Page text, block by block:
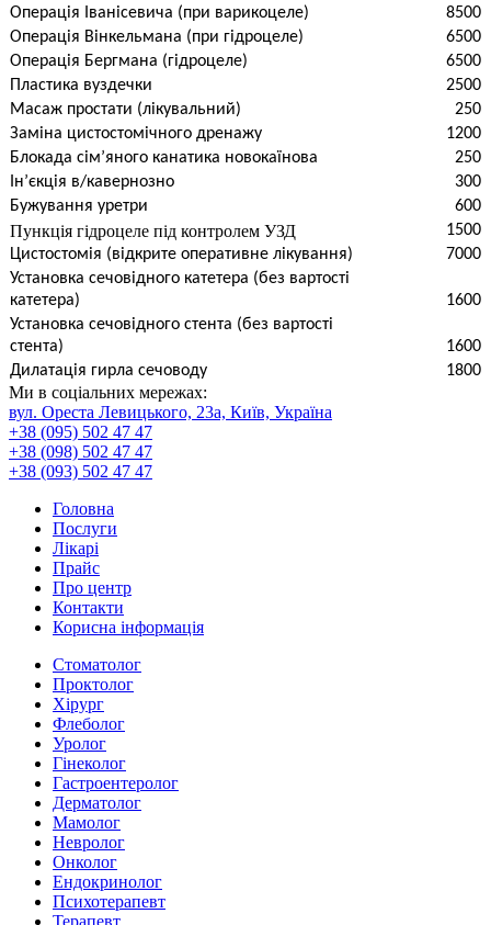
Операція Іванісевича (при варикоцеле)
8500
Операція Вінкельмана (при гідроцеле)
6500
Операція Бергмана (гідроцеле)
6500
Пластика вуздечки
2500
Масаж простати (лікувальний)
250
Заміна цистостомічного дренажу
1200
Блокада сім’яного канатика новокаїнова
250
Ін’єкція в/кавернозно
300
Бужування уретри
600
Пункція гідроцеле під контролем УЗД
1500
Цистостомія (відкрите оперативне лікування)
7000
Установка сечовідного катетера (без вартості
катетера)
1600
Установка сечовідного стента (без вартості
стента)
1600
Дилатація гирла сечоводу
1800
Ми в соціальних мережах:
вул. Ореста Левицького, 23а, Київ, Україна
+38 (095) 502 47 47
+38 (098) 502 47 47
+38 (093) 502 47 47
Головна
Послуги
Лікарі
Прайс
Про центр
Контакти
Корисна інформація
Стоматолог
Проктолог
Хірург
Флеболог
Уролог
Гінеколог
Гастроентеролог
Дерматолог
Мамолог
Невролог
Онколог
Ендокринолог
Психотерапевт
Терапевт